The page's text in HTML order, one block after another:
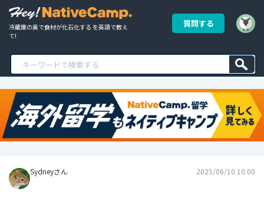
冷蔵庫の奥で食材が化石化する を英語で教え
て!
質問する
Sydneyさん 2025/06/10 10:00